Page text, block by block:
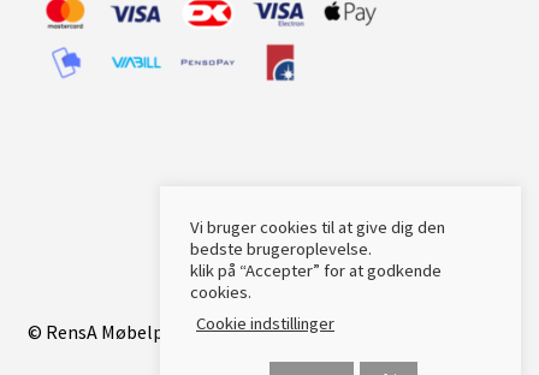
© RensA Møbelpleje 2021
Vi bruger cookies til at give dig den
bedste brugeroplevelse.
klik på “Accepter” for at godkende
cookies.
Cookie indstillinger